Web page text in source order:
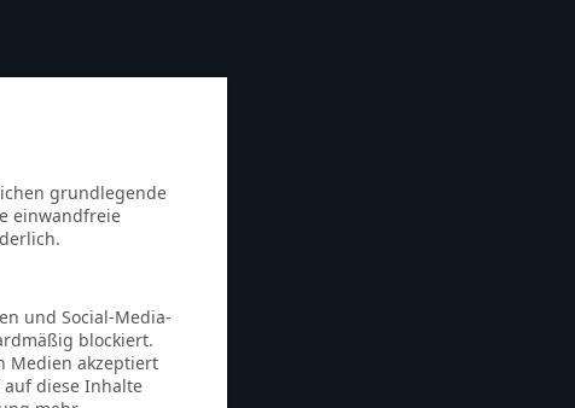
grundlegende
einwandfreie
und Social-Media-
blockiert.
Medien akzeptiert
diese Inhalte